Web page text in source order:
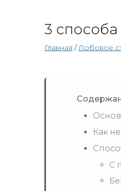
3 способа
Главная /Лобовое
Как
С